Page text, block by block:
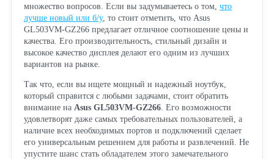
множество вопросов. Если вы задумываетесь о том, что
лучше новый или б/у, то стоит отметить, что Asus
GL503VM-GZ266 предлагает отличное соотношение цены и
качества. Его производительность, стильный дизайн и
высокое качество дисплея делают его одним из лучших
вариантов на рынке.
Так что, если вы ищете мощный и надежный ноутбук,
который справится с любыми задачами, стоит обратить
внимание на Asus GL503VM-GZ266. Его возможности
удовлетворят даже самых требовательных пользователей, а
наличие всех необходимых портов и подключений сделает
его универсальным решением для работы и развлечений. Не
упустите шанс стать обладателем этого замечательного